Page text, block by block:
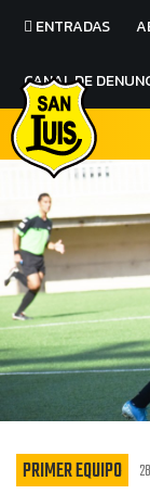
ENTRADAS
CANAL DE
PRIMER EQUIPO